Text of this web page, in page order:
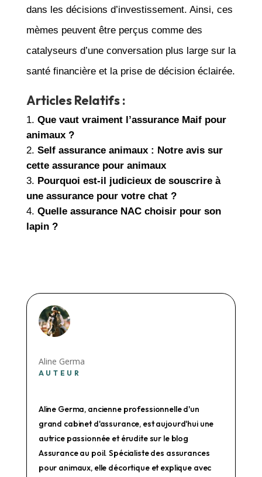
dans les décisions d’investissement. Ainsi, ces
mèmes peuvent être perçus comme des
catalyseurs d’une conversation plus large sur la
santé financière et la prise de décision éclairée.
Articles Relatifs :
Que vaut vraiment l’assurance Maif pour
animaux ?
Self assurance animaux : Notre avis sur
cette assurance pour animaux
Pourquoi est-il judicieux de souscrire à
une assurance pour votre chat ?
Quelle assurance NAC choisir pour son
lapin ?
Aline Germa
AUTEUR
Aline Germa, ancienne professionnelle d'un
grand cabinet d'assurance, est aujourd'hui une
autrice passionnée et érudite sur le blog
Assurance au poil. Spécialiste des assurances
pour animaux, elle décortique et explique avec